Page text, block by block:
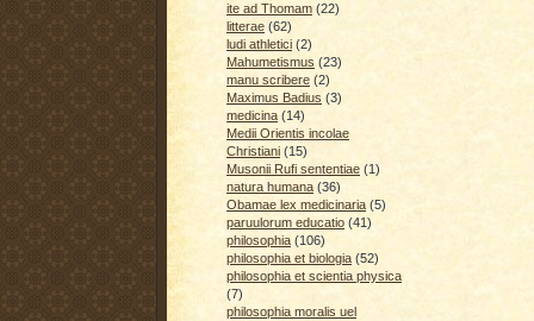
ite ad Thomam (22)
litterae (62)
ludi athletici (2)
Mahumetismus (23)
manu scribere (2)
Maximus Badius (3)
medicina (14)
Medii Orientis incolae
Christiani (15)
Musonii Rufi sententiae (1)
natura humana (36)
Obamae lex medicinaria (5)
paruulorum educatio (41)
philosophia (106)
philosophia et biologia (52)
philosophia et scientia physica
(7)
philosophia moralis uel